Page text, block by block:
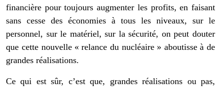
financière pour toujours augmenter les profits, en faisant
sans cesse des économies à tous les niveaux, sur le
personnel, sur le matériel, sur la sécurité, on peut douter
que cette nouvelle « relance du nucléaire » aboutisse à de
grandes réalisations.
Ce qui est sûr, c’est que, grandes réalisations ou pas,